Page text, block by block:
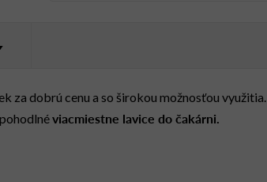
za dobrú cenu a so širokou možnosťou využitia.
viacmiestne lavice do čakárni.